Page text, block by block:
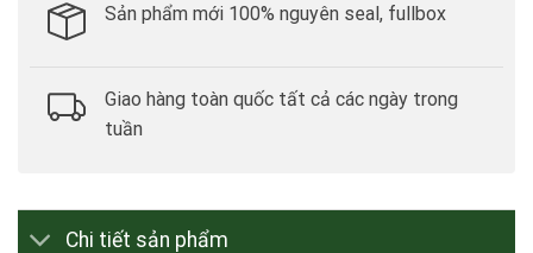
Sản phẩm mới 100% nguyên seal, fullbox
Giao hàng toàn quốc tất cả các ngày trong
tuần
Chi tiết sản phẩm